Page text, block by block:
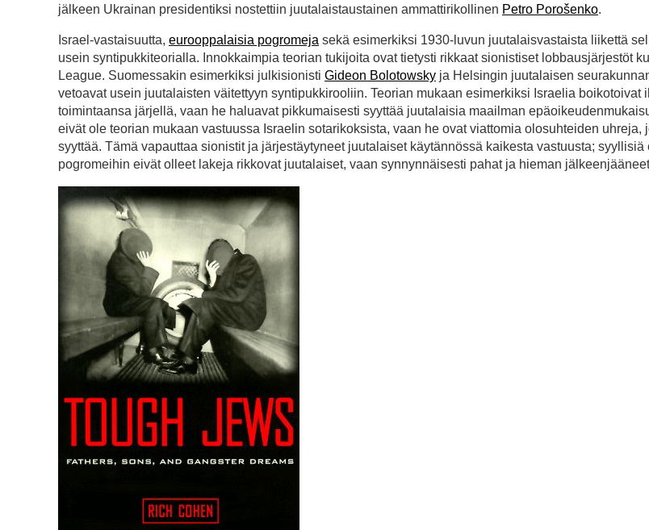
jälkeen Ukrainan presidentiksi nostettiin juutalaistaustainen ammattirikollinen Petro Porošenko.
Israel-vastaisuutta, eurooppalaisia pogromeja sekä esimerkiksi 1930-luvun juutalaisvastaista liikettä
usein syntipukkiteorialla. Innokkaimpia teorian tukijoita ovat tietysti rikkaat sionistiset lobbausjärjestöt
League. Suomessakin esimerkiksi julkisionisti Gideon Bolotowsky ja Helsingin juutalaisen
vetoavat usein juutalaisten väitettyyn syntipukkirooliin. Teorian mukaan esimerkiksi Israelia boikotoivat
toimintaansa järjellä, vaan he haluavat pikkumaisesti syyttää juutalaisia maailman
eivät ole teorian mukaan vastuussa Israelin sotarikoksista, vaan he ovat viattomia olosuhteiden uhreja,
syyttää. Tämä vapauttaa sionistit ja järjestäytyneet juutalaiset käytännössä kaikesta vastuusta; syyllisiä
pogromeihin eivät olleet lakeja rikkovat juutalaiset, vaan synnynnäisesti pahat ja hieman